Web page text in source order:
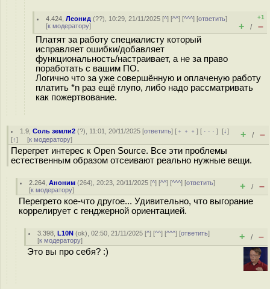
4.424 ,Леонид (??), 10:29, 21/11/2025 [^] [^^] [^^^] [ответить]
[к модератору]
+1
+ / –
Платят за работу специалисту который
исправляет ошибки/добавляет
функциональность/настраивает, а не за право
поработать с вашим ПО.
Логично что за уже совершённую и оплаченую работу
платить *n раз ещё глупо, либо надо рассматривать
как пожертвование.
1.9 ,Соль земли2 (?), 11:01, 20/11/2025 [ответить] [ ﹢﹢﹢] [ · · ·][↓]
[↑] [к модератору] + / –
Перегрет интерес к Open Source. Все эти проблемы
естественным образом отсеивают реально нужные вещи.
2.264 ,Аноним (264), 20:23, 20/11/2025 [^] [^^] [^^^] [ответить]
[к модератору] + / –
Перегрето кое-что другое... Удивительно, что выгорание
коррелирует с генджерной ориентацией.
3.398 ,L10N (ok), 02:50, 21/11/2025 [^] [^^] [^^^] [ответить]
[к модератору] + / –
Это вы про себя? :)